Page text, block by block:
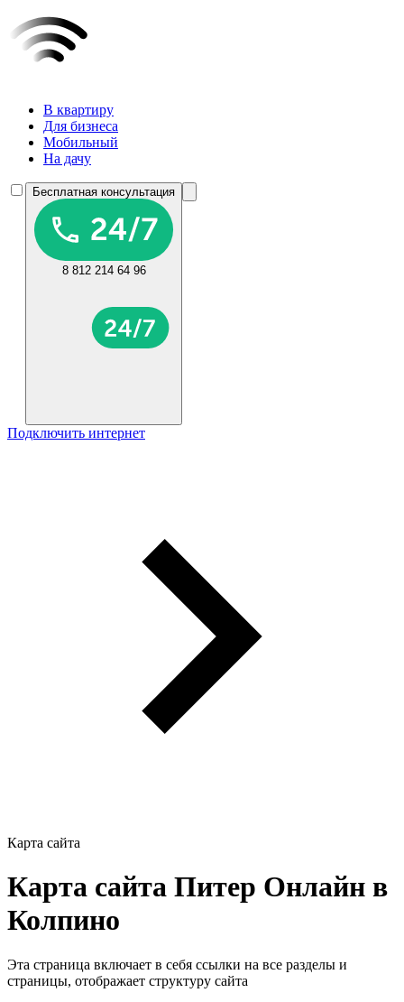
В квартиру
Для бизнеса
Мобильный
На дачу
Бесплатная консультация
8 812 214 64 96
Подключить интернет
Карта сайта
Карта сайта Питер Онлайн в
Колпино
Эта страница включает в себя ссылки на все разделы и
страницы, отображает структуру сайта